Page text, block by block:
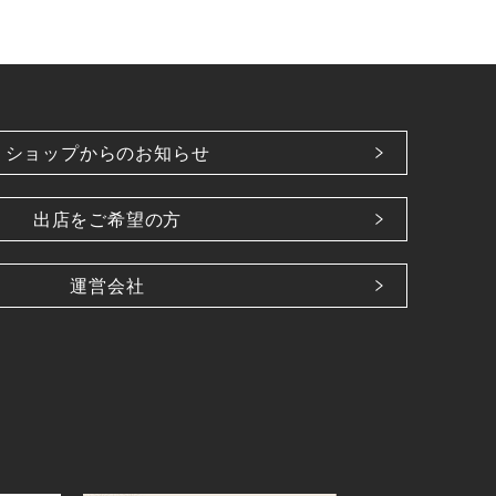
ショップからのお知らせ
出店をご希望の方
運営会社